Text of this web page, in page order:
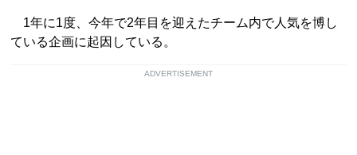
1年に1度、今年で2年目を迎えたチーム内で人気を博し
ている企画に起因している。
ADVERTISEMENT